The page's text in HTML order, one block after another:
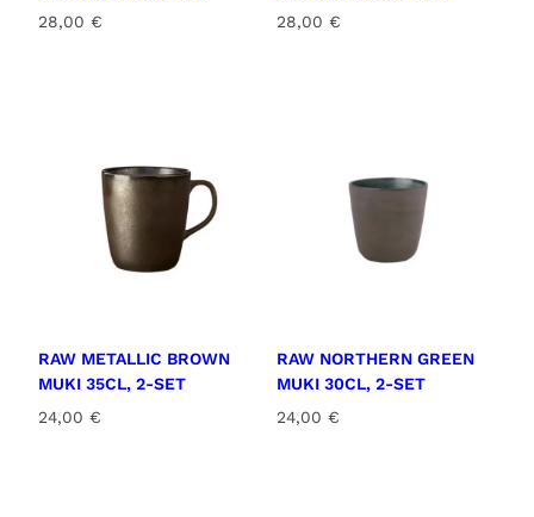
28,00 €
28,00 €
RAW METALLIC BROWN
MUKI 35CL, 2-SET
24,00 €
RAW NORTHERN GREEN
MUKI 30CL, 2-SET
24,00 €